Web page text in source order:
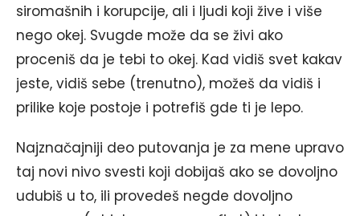
siromašnih i korupcije, ali i ljudi koji žive i više
nego okej. Svugde može da se živi ako
proceniš da je tebi to okej. Kad vidiš svet kakav
jeste, vidiš sebe (trenutno), možeš da vidiš i
prilike koje postoje i potrefiš gde ti je lepo.
Najznačajniji deo putovanja je za mene upravo
taj novi nivo svesti koji dobijaš ako se dovoljno
udubiš u to, ili provedeš negde dovoljno